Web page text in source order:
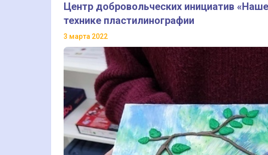
Центр добровольческих инициатив
технике пластилинографии
3 марта 2022